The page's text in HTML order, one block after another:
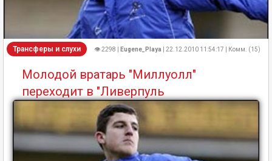
Трансферы и слухи 👁 2298 | Eugene_Playa | 22.12.2010 11:54:17 | Комм. (15)
Молодой вратарь "Миллуолл"
переходит в "Ливерпуль